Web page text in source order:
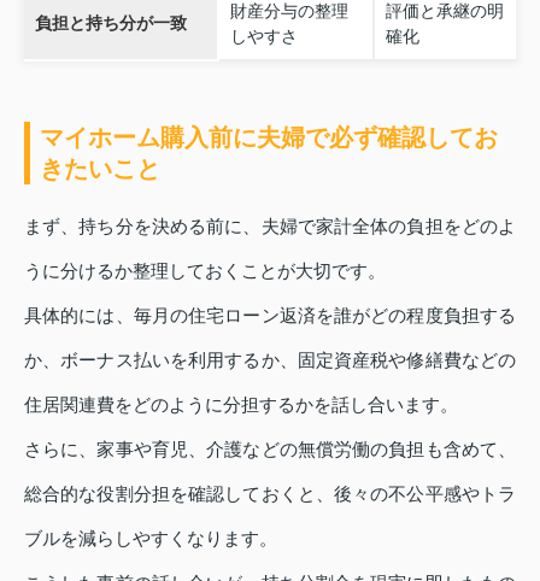
負担と持ち分が一致
財産分与の整理
しやすさ
評価と承継の明
確化
マイホーム購入前に夫婦で必ず確認してお
きたいこと
まず、持ち分を決める前に、夫婦で家計全体の負担をどのよ
うに分けるか整理しておくことが大切です。
具体的には、毎月の住宅ローン返済を誰がどの程度負担する
か、ボーナス払いを利用するか、固定資産税や修繕費などの
住居関連費をどのように分担するかを話し合います。
さらに、家事や育児、介護などの無償労働の負担も含めて、
総合的な役割分担を確認しておくと、後々の不公平感やトラ
ブルを減らしやすくなります。